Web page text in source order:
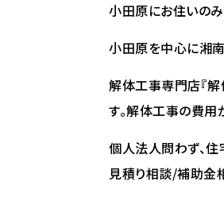
小田原にお住いのみ
小田原を中心に湘南
解体工事専門店『解
す。解体工事の費用
個人法人問わず、住
見積り相談/補助金